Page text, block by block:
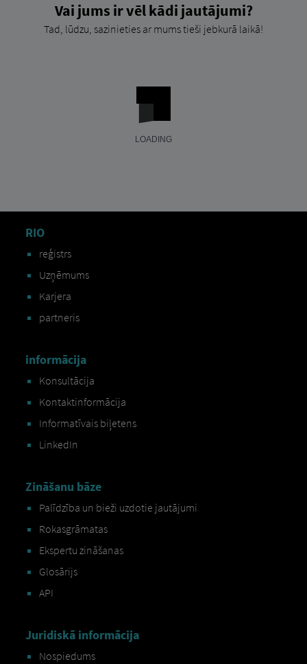
Vai jums ir vēl kādi jautājumi?
Tad, lūdzu, sazinieties ar mums tieši jebkurā laikā!
RIO
reģistrs
Uzņēmums
Karjera
partneris
informācija
Konsultācija
Kontaktinformācija
Informatīvais biļetens
LinkedIn
Zināšanu bāze
Palīdzība un bieži uzdotie jautājumi
Rokasgrāmatas
Ekspertu zināšanas
Glosārijs
API
Juridiskā informācija
Nospiedums